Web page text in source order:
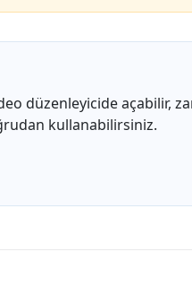
düzenleyicide açabilir,
kullanabilirsiniz.